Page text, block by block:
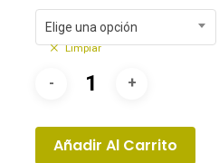
Elige una opción
Limpiar
Añadir Al Carrito